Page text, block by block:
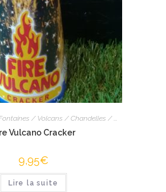
/ Volcans / Chandelles / ...
Vulcano Cracker
9,95€
Lire la suite